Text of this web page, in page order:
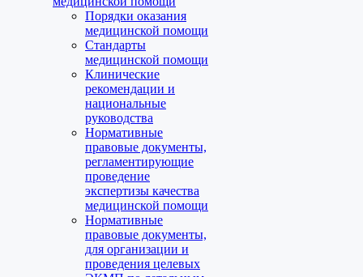
Порядки оказания
медицинской помощи
Стандарты
медицинской помощи
Клинические
рекомендации и
национальные
руководства
Нормативные
правовые документы,
регламентирующие
проведение
экспертизы качества
медицинской помощи
Нормативные
правовые документы,
для организации и
проведения целевых